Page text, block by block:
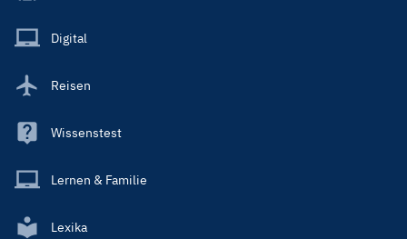
Main
Digital
Reisen
Wissenstest
Lernen & Familie
Lexika